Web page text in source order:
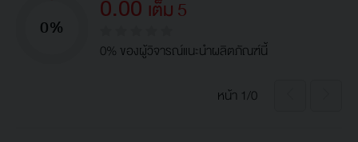
0% 0.00 เต็ม 5
0% ของผู้วิจารณ์แนะนำผลิตภัณฑ์นี้
หน้า 1/0